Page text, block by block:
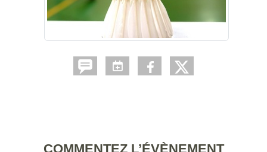
COMMENTEZ L’ÉVÈNEMENT